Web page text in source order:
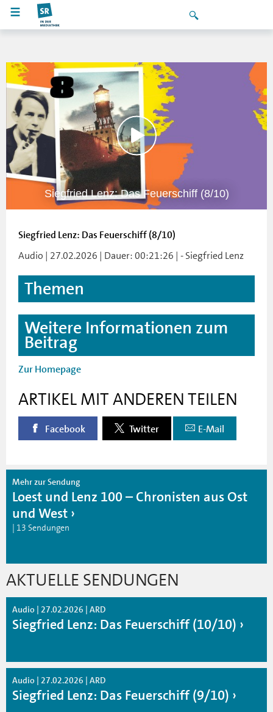
Siegfried Lenz: Das Feuerschiff (8/10)
Siegfried Lenz: Das Feuerschiff (8/10)
Audio | 27.02.2026 | Dauer: 00:21:26 | - Siegfried Lenz
Themen
Weitere Informationen zum
Beitrag
Zur Homepage
ARTIKEL MIT ANDEREN TEILEN
Facebook Twitter E-Mail
Mehr zur Sendung
Loest und Lenz 100 – Chronisten aus Ost
und West
| 13 Sendungen
AKTUELLE SENDUNGEN
Audio | 27.02.2026 | ARD
Siegfried Lenz: Das Feuerschiff (10/10)
Audio | 27.02.2026 | ARD
Siegfried Lenz: Das Feuerschiff (9/10)